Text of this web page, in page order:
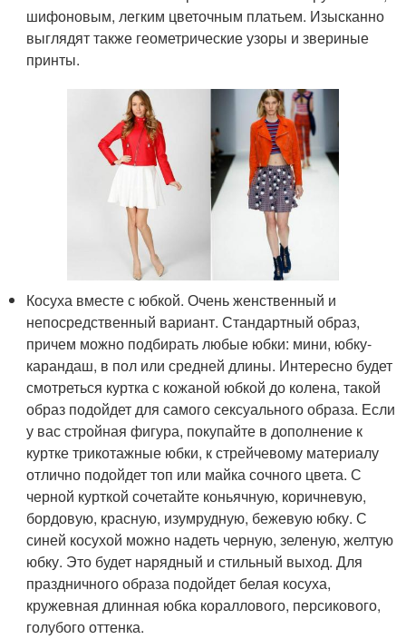
шифоновым, легким цветочным платьем. Изысканно
выглядят также геометрические узоры и звериные
принты.
Косуха вместе с юбкой. Очень женственный и
непосредственный вариант. Стандартный образ,
причем можно подбирать любые юбки: мини, юбку-
карандаш, в пол или средней длины. Интересно будет
смотреться куртка с кожаной юбкой до колена, такой
образ подойдет для самого сексуального образа. Если
у вас стройная фигура, покупайте в дополнение к
куртке трикотажные юбки, к стрейчевому материалу
отлично подойдет топ или майка сочного цвета. С
черной курткой сочетайте коньячную, коричневую,
бордовую, красную, изумрудную, бежевую юбку. С
синей косухой можно надеть черную, зеленую, желтую
юбку. Это будет нарядный и стильный выход. Для
праздничного образа подойдет белая косуха,
кружевная длинная юбка кораллового, персикового,
голубого оттенка.